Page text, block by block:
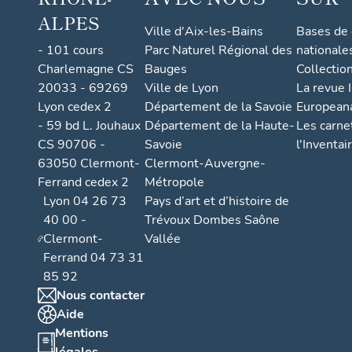
ALPES
- 101 cours
Charlemagne CS
20033 - 69269
Lyon cedex 2
- 59 bd L. Jouhaux
CS 90706 -
63050 Clermont-
Ferrand cedex 2
Lyon 04 26 73
40 00 -
Clermont-
Ferrand 04 73 31
85 92
Nous contacter
Aide
Mentions
Ville d'Aix-les-Bains
Parc Naturel Régional des
Bauges
Ville de Lyon
Département de la Savoie
Département de la Haute-
Savoie
Clermont-Auvergne-
Métropole
Pays d’art et d’histoire de
Trévoux Dombes Saône
Vallée
Bases
La revue
Les